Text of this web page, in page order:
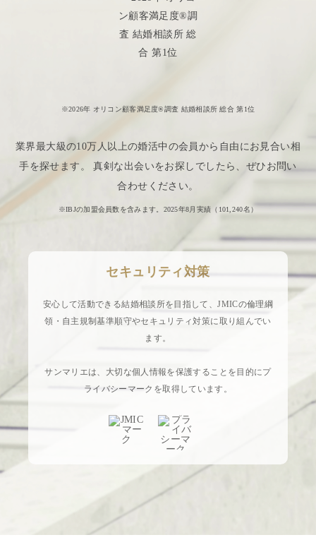
※2026年 オリコン顧客満足度®調査 結婚相談所 総合 第1位
業界最大級の10万人以上の婚活中の会員から自由にお見合い相
手を探せます。 真剣な出会いをお探しでしたら、ぜひお問い
合わせください。
※IBJの加盟会員数を含みます。2025年8月実績（ 101,240名）
セキュリティ対策
安心して活動できる結婚相談所を目指して、JMICの倫理綱
領・自主規制基準順守やセキュリティ対策に取り組んでい
ます。
サンマリエは、大切な個人情報を保護することを目的にプ
ライバシーマークを取得しています。